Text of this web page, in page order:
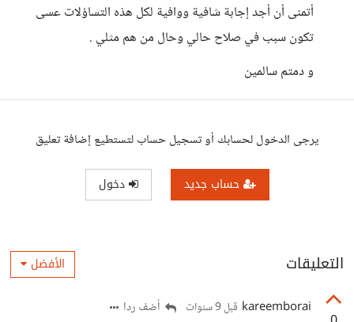
أتمنى أن أجد إجابة شافية ووافية لكل هذه التساؤلات عسى
تكون سبب في صلاح حالي وحال من هم مثلي .
و دمتم سالمين
يرجى الدخول لحسابك أو تسجيل حساب لتستطيع إضافة تعليق
حساب جديد دخول
التعليقات الأفضل
kareemborai قبل 9 سنوات أضف ردا